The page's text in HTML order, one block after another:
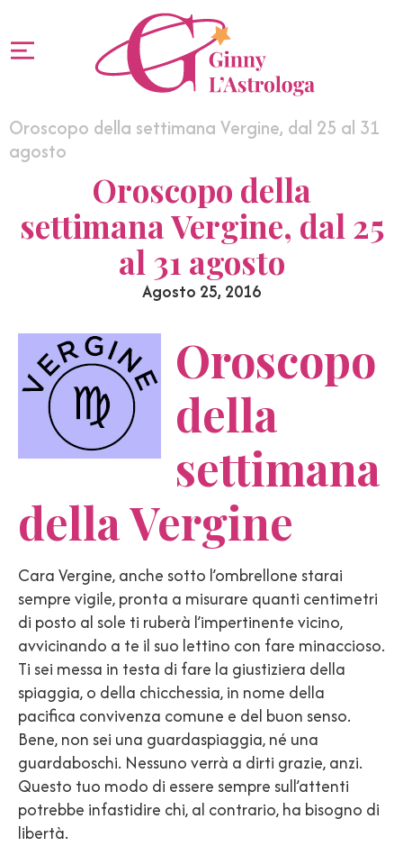
Oroscopo della settimana Vergine, dal 25 al 31
agosto
Oroscopo della
settimana Vergine, dal 25
al 31 agosto
Agosto 25, 2016
Oroscopo
della
settimana
della Vergine
Cara Vergine, anche sotto l’ombrellone starai
sempre vigile, pronta a misurare quanti centimetri
di posto al sole ti ruberà l’impertinente vicino,
avvicinando a te il suo lettino con fare minaccioso.
Ti sei messa in testa di fare la giustiziera della
spiaggia, o della chicchessia, in nome della
pacifica convivenza comune e del buon senso.
Bene, non sei una guardaspiaggia, né una
guardaboschi. Nessuno verrà a dirti grazie, anzi.
Questo tuo modo di essere sempre sull’attenti
potrebbe infastidire chi, al contrario, ha bisogno di
libertà.